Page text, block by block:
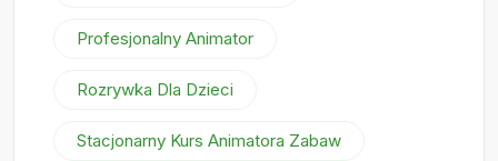
Profesjonalny Animator
Rozrywka Dla Dzieci
Stacjonarny Kurs Animatora Zabaw